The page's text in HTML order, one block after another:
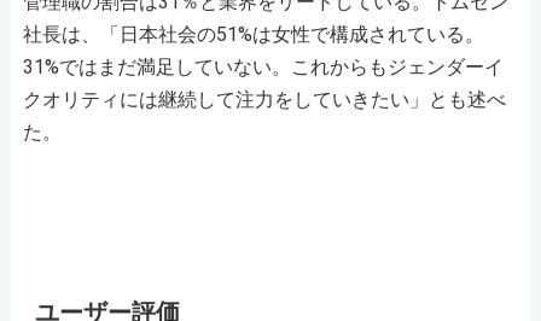
社長は、「日本社会の51%は女性で構成されている。
31%ではまだ満足していない。これからもジェンダーイ
クオリティには継続して注力をしていきたい」とも述べ
た。